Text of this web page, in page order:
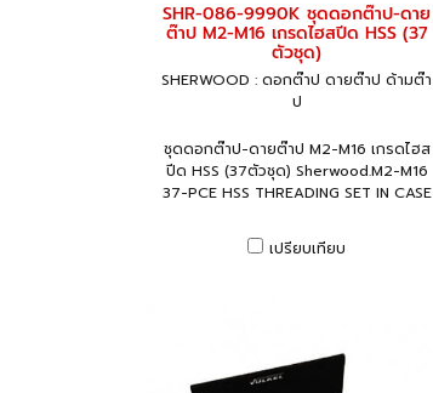
SHR-086-9990K ชุดดอกต๊าป-ดาย
ต๊าป M2-M16 เกรดไฮสปีด HSS (37
ตัวชุด)
SHERWOOD : ดอกต๊าป ดายต๊าป ด้ามต๊า
ป
ชุดดอกต๊าป-ดายต๊าป M2-M16 เกรดไฮส
ปีด HSS (37ตัวชุด) Sherwood.M2-M16
37-PCE HSS THREADING SET IN CASE
เปรียบเทียบ